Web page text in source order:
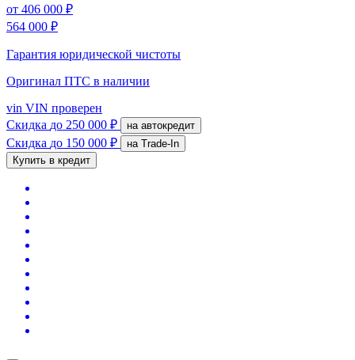
от 406 000 ₽
564 000 ₽
Гарантия юридической чистоты
Оригинал ПТС в наличии
vin VIN проверен
Скидка до 250 000 ₽ на автокредит
Скидка до 150 000 ₽
на Trade-In
Купить в кредит